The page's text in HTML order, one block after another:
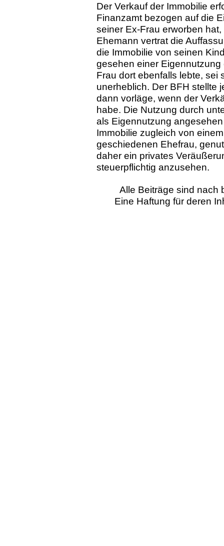
Der Verkauf der Immobilie
Finanzamt bezogen auf die
seiner Ex-Frau erworben
Ehemann vertrat die
die Immobilie von seinen
gesehen einer
Frau dort ebenfalls lebte, sei
unerheblich. Der BFH stellte
dann vorläge, wenn der
habe. Die Nutzung durch
als Eigennutzung
Immobilie zugleich von
geschiedenen Ehefrau,
daher ein privates
steuerpflichtig anzusehen.
Alle Beiträge sind nach
Eine Haftung für deren